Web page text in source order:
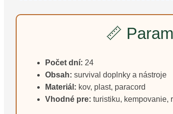
📏
Počet dní: 24
Obsah: survival doplnky a nástroje
Materiál: kov, plast, paracord
Vhodné pre: turistiku, kempovanie,